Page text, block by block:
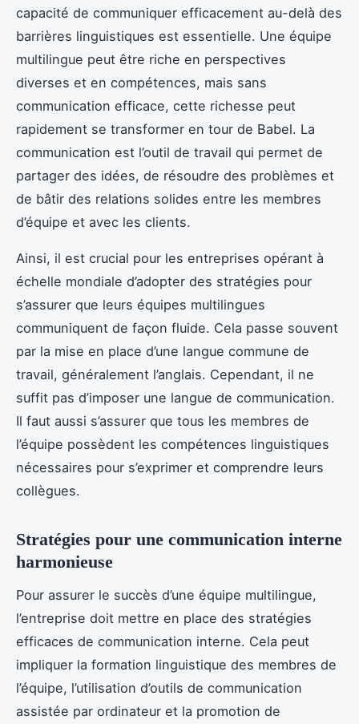
capacité de communiquer efficacement au-delà des
barrières linguistiques est essentielle. Une équipe
multilingue peut être riche en perspectives
diverses et en compétences, mais sans
communication efficace, cette richesse peut
rapidement se transformer en tour de Babel. La
communication est l’outil de travail qui permet de
partager des idées, de résoudre des problèmes et
de bâtir des relations solides entre les membres
d’équipe et avec les clients.
Ainsi, il est crucial pour les entreprises opérant à
échelle mondiale d’adopter des stratégies pour
s’assurer que leurs équipes multilingues
communiquent de façon fluide. Cela passe souvent
par la mise en place d’une langue commune de
travail, généralement l’anglais. Cependant, il ne
suffit pas d’imposer une langue de communication.
Il faut aussi s’assurer que tous les membres de
l’équipe possèdent les compétences linguistiques
nécessaires pour s’exprimer et comprendre leurs
collègues.
Stratégies pour une communication interne
harmonieuse
Pour assurer le succès d’une équipe multilingue,
l’entreprise doit mettre en place des stratégies
efficaces de communication interne. Cela peut
impliquer la formation linguistique des membres de
l’équipe, l’utilisation d’outils de communication
assistée par ordinateur et la promotion de